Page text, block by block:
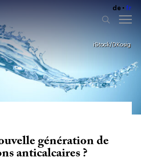
de fr
iStock/DKosig
génération de
anticalcaires ?